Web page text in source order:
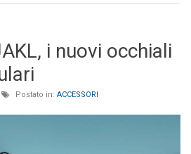
i nuovi occhiali
Postato in: ACCESSORI